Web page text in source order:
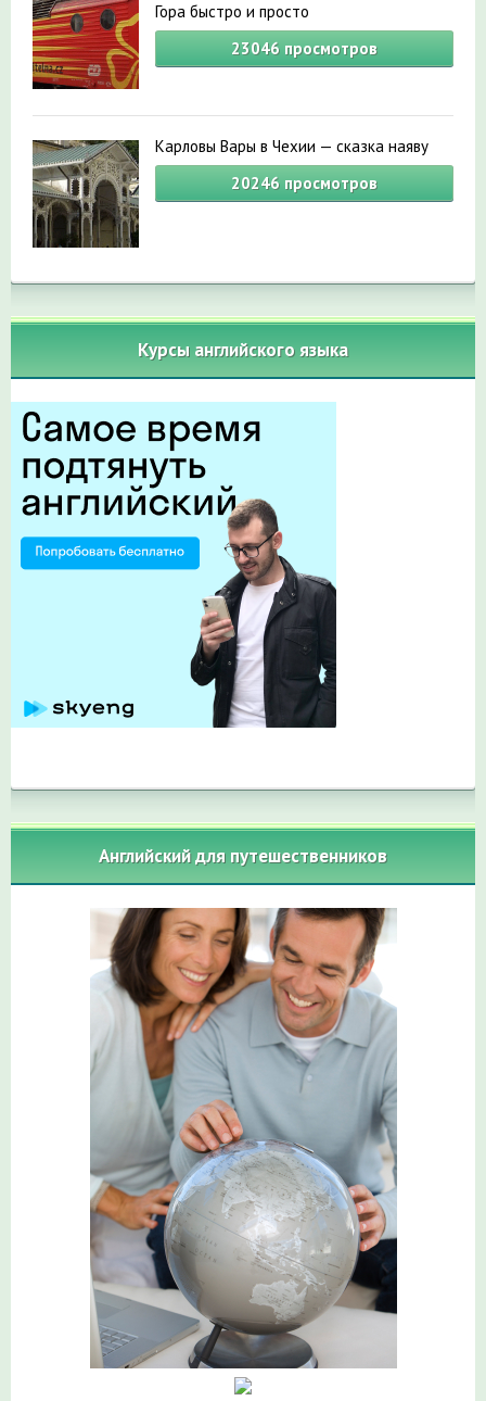
Гора быстро и просто
23046 просмотров
Карловы Вары в Чехии — сказка наяву
20246 просмотров
Курсы английского языка
Английский для путешественников